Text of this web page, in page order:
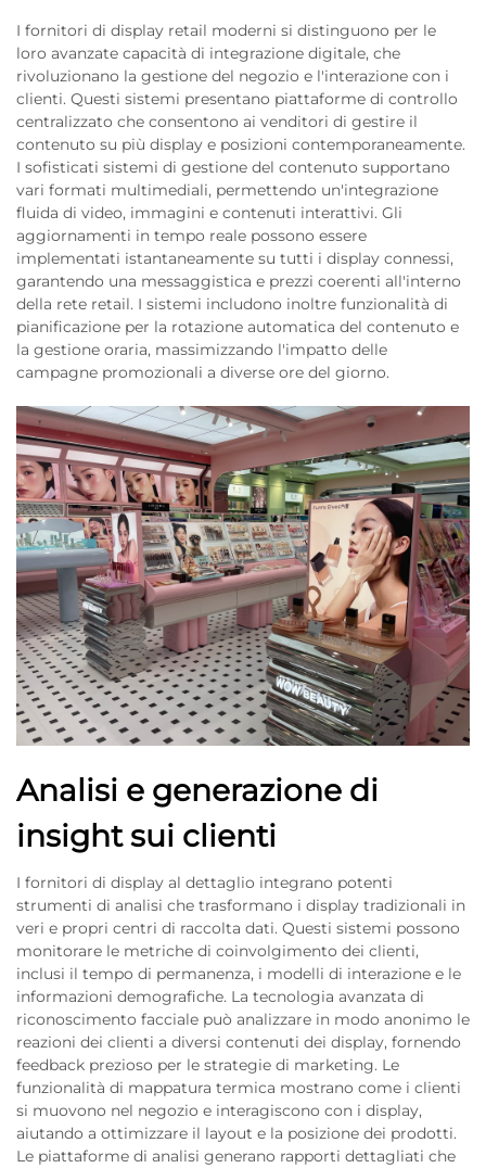
I fornitori di display retail moderni si distinguono per le
loro avanzate capacità di integrazione digitale, che
rivoluzionano la gestione del negozio e l'interazione con i
clienti. Questi sistemi presentano piattaforme di controllo
centralizzato che consentono ai venditori di gestire il
contenuto su più display e posizioni contemporaneamente.
I sofisticati sistemi di gestione del contenuto supportano
vari formati multimediali, permettendo un'integrazione
fluida di video, immagini e contenuti interattivi. Gli
aggiornamenti in tempo reale possono essere
implementati istantaneamente su tutti i display connessi,
garantendo una messaggistica e prezzi coerenti all'interno
della rete retail. I sistemi includono inoltre funzionalità di
pianificazione per la rotazione automatica del contenuto e
la gestione oraria, massimizzando l'impatto delle
campagne promozionali a diverse ore del giorno.
Analisi e generazione di
insight sui clienti
I fornitori di display al dettaglio integrano potenti
strumenti di analisi che trasformano i display tradizionali in
veri e propri centri di raccolta dati. Questi sistemi possono
monitorare le metriche di coinvolgimento dei clienti,
inclusi il tempo di permanenza, i modelli di interazione e le
informazioni demografiche. La tecnologia avanzata di
riconoscimento facciale può analizzare in modo anonimo le
reazioni dei clienti a diversi contenuti dei display, fornendo
feedback prezioso per le strategie di marketing. Le
funzionalità di mappatura termica mostrano come i clienti
si muovono nel negozio e interagiscono con i display,
aiutando a ottimizzare il layout e la posizione dei prodotti.
Le piattaforme di analisi generano rapporti dettagliati che